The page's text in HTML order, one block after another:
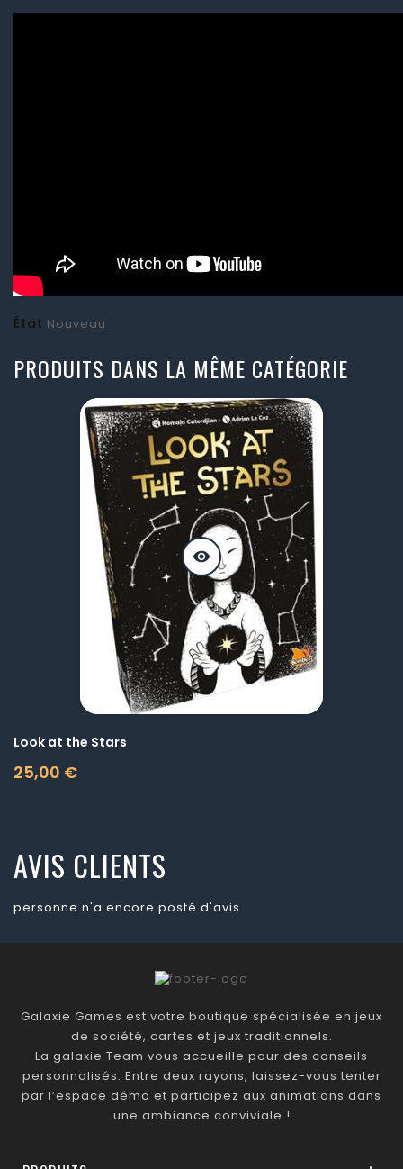
État Nouveau
PRODUITS DANS LA MÊME CATÉGORIE
visibility
Look at the Stars
25,00 €
Prix
AVIS CLIENTS
personne n'a encore posté d'avis
Galaxie Games est votre boutique spécialisée en jeux
de société, cartes et jeux traditionnels.
La galaxie Team vous accueille pour des conseils
personnalisés. Entre deux rayons, laissez-vous tenter
par l’espace démo et participez aux animations dans
une ambiance conviviale !